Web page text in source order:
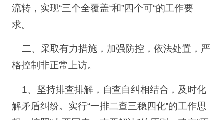
流转，实现“三个全覆盖“和”四个可“的工作要
求。
二、采取有力措施，加强防控，依法处置，严
格控制非正常上访。
1、坚持排查排解，自查自纠相结合，及时化
解矛盾纠纷。实行“一排二查三稳四化”的工作思